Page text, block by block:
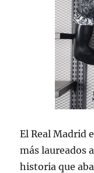
El Real Madrid
más laureados
historia que